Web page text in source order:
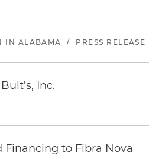
IN ALABAMA / PRESS RELEASE
Inc.
Financing to Fibra Nova